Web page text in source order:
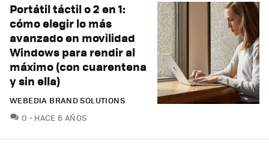
Portátil táctil o 2 en 1:
cómo elegir lo más
avanzado en movilidad
Windows para rendir al
máximo (con cuarentena
y sin ella)
WEBEDIA BRAND SOLUTIONS
0 COMENTARIOS
HACE 6 AÑOS